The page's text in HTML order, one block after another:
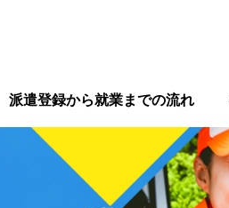
派遣登録から就業までの流れ